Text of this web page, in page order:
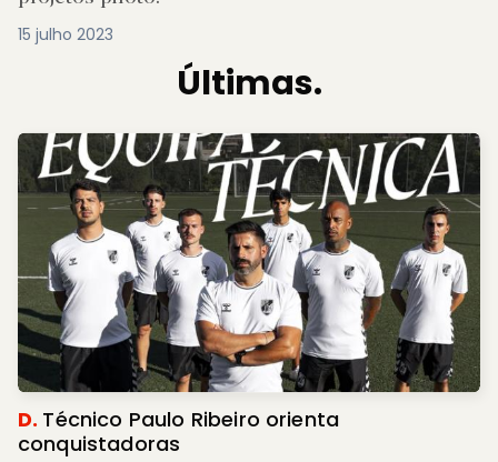
15 julho 2023
Últimas.
D. Técnico Paulo Ribeiro orienta
conquistadoras